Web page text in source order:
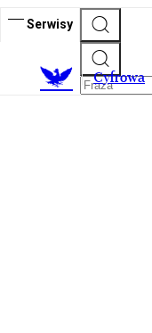
Serwisy
Cyfrowa